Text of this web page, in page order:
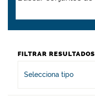
FILTRAR RESULTADOS
Selecciona tipo